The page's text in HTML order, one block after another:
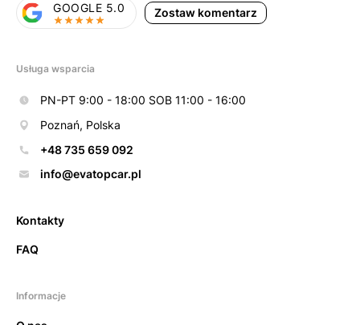
Zostaw komentarz
GOOGLE 5.0
Usługa wsparcia
PN-PT 9:00 - 18:00 SOB 11:00 - 16:00
Poznań, Polska
+48 735 659 092
info@evatopcar.pl
Kontakty
FAQ
Informacje